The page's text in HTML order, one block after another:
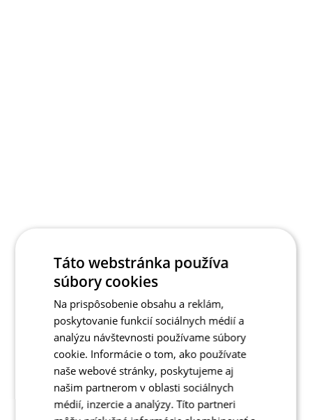
Táto webstránka používa
súbory cookies
Na prispôsobenie obsahu a reklám,
poskytovanie funkcií sociálnych médií a
analýzu návštevnosti používame súbory
cookie. Informácie o tom, ako používate
naše webové stránky, poskytujeme aj
našim partnerom v oblasti sociálnych
médií, inzercie a analýzy. Títo partneri